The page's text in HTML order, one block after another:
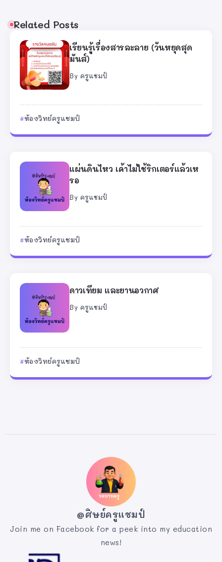
Related Posts
เรียนรู้เรื่องสารละลาย (วันหยุดสุด
มันส์)
By ครูแชมป์
ห้องวิทย์ครูแชมป์
แผ่นดินไหว เค้าไม่ใช้ริกเตอร์แล้วเห
รอ
By ครูแชมป์
ห้องวิทย์ครูแชมป์
ดาวเทียม และยานอวกาศ
By ครูแชมป์
ห้องวิทย์ครูแชมป์
@ศิษย์ครูแชมป์
Join me on Facebook for a peek into my education
news!